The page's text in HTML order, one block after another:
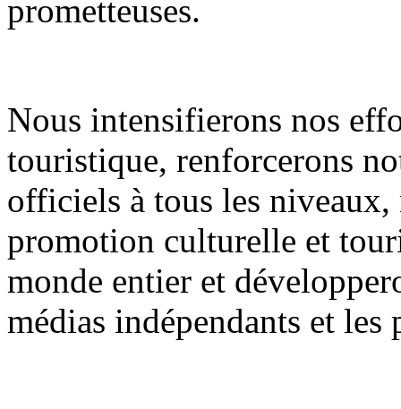
prometteuses.
Nous intensifierons nos
touristique, renforcerons
officiels à tous les niveaux,
promotion culturelle et
monde entier et
médias indépendants et